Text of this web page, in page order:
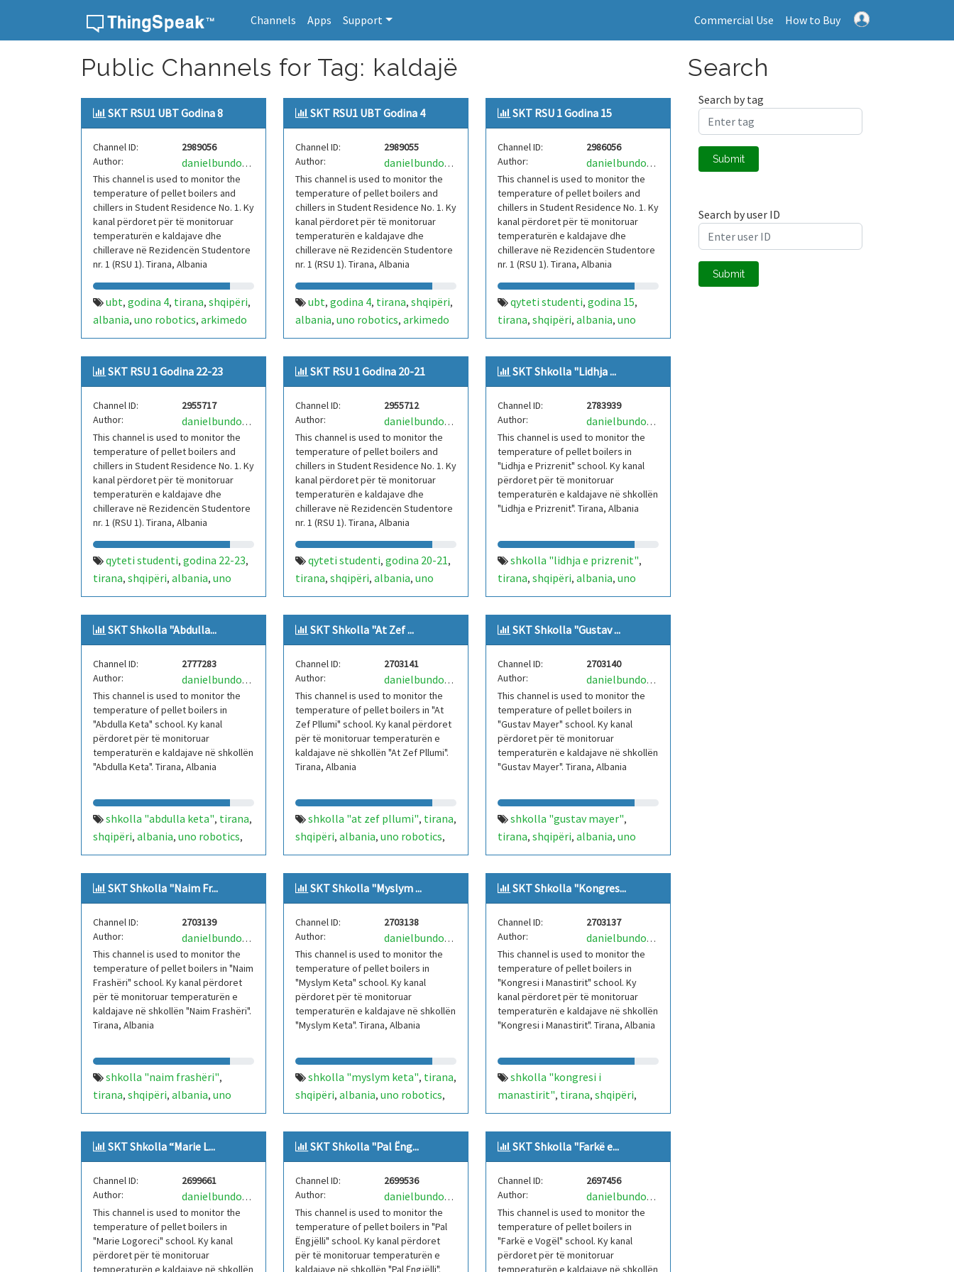
Channels Apps Support Commercial Use How to Buy
Public Channels for Tag: kaldajë
SKT RSU1 UBT Godina 8
Channel ID:
2989056
Author:
danielbundoUNORobotics
This channel is used to monitor the
temperature of pellet boilers and
chillers in Student Residence No. 1. Ky
kanal përdoret për të monitoruar
temperaturën e kaldajave dhe
chillerave në Rezidencën Studentore
nr. 1 (RSU 1). Tirana, Albania
ubt, godina 4, tirana, shqipëri,
albania, uno robotics, arkimedo
21,skt,sistem kontrolli
temperature,iot,arduino,
kaldajë ,chiller,rsu 1
SKT RSU1 UBT Godina 4
Channel ID:
2989055
Author:
danielbundoUNORobotics
This channel is used to monitor the
temperature of pellet boilers and
chillers in Student Residence No. 1. Ky
kanal përdoret për të monitoruar
temperaturën e kaldajave dhe
chillerave në Rezidencën Studentore
nr. 1 (RSU 1). Tirana, Albania
ubt, godina 4, tirana, shqipëri,
albania, uno robotics, arkimedo
21,skt,sistem kontrolli
temperature,iot,arduino,
kaldajë ,chiller,rsu 1
SKT RSU 1 Godina 15
Channel ID:
2986056
Author:
danielbundoUNORobotics
This channel is used to monitor the
temperature of pellet boilers and
chillers in Student Residence No. 1. Ky
kanal përdoret për të monitoruar
temperaturën e kaldajave dhe
chillerave në Rezidencën Studentore
nr. 1 (RSU 1). Tirana, Albania
qyteti studenti, godina 15,
tirana, shqipëri, albania, uno
robotics,arkimedo 21,skt,
sistem kontrolli temperature,
iot,arduino,kaldajë,chiller
SKT RSU 1 Godina 22-23
Channel ID:
2955717
Author:
danielbundoUNORobotics
This channel is used to monitor the
temperature of pellet boilers and
chillers in Student Residence No. 1. Ky
kanal përdoret për të monitoruar
temperaturën e kaldajave dhe
chillerave në Rezidencën Studentore
nr. 1 (RSU 1). Tirana, Albania
qyteti studenti, godina 22-23,
tirana, shqipëri, albania, uno
robotics,arkimedo 21,skt,
sistem kontrolli temperature,
iot,arduino,kaldajë,chiller
SKT RSU 1 Godina 20-21
Channel ID:
2955712
Author:
danielbundoUNORobotics
This channel is used to monitor the
temperature of pellet boilers and
chillers in Student Residence No. 1. Ky
kanal përdoret për të monitoruar
temperaturën e kaldajave dhe
chillerave në Rezidencën Studentore
nr. 1 (RSU 1). Tirana, Albania
qyteti studenti, godina 20-21,
tirana, shqipëri, albania, uno
robotics,arkimedo 21,skt,
sistem kontrolli temperature,
iot,arduino,kaldajë,chiller
SKT Shkolla "Lidhja ...
Channel ID:
2783939
Author:
danielbundoUNORobotics
This channel is used to monitor the
temperature of pellet boilers in
"Lidhja e Prizrenit" school. Ky kanal
përdoret për të monitoruar
temperaturën e kaldajave në shkollën
"Lidhja e Prizrenit". Tirana, Albania
shkolla "lidhja e prizrenit",
tirana, shqipëri, albania, uno
robotics,arkimedo 21,skt,
sistem kontrolli temperature,
iot,arduino,kaldajë
SKT Shkolla "Abdulla...
Channel ID:
2777283
Author:
danielbundoUNORobotics
This channel is used to monitor the
temperature of pellet boilers in
"Abdulla Keta" school. Ky kanal
përdoret për të monitoruar
temperaturën e kaldajave në shkollën
"Abdulla Keta". Tirana, Albania
shkolla "abdulla keta", tirana,
shqipëri, albania, uno robotics,
arkimedo 21,skt,sistem
kontrolli temperature,iot,
arduino,kaldajë
SKT Shkolla "At Zef ...
Channel ID:
2703141
Author:
danielbundoUNORobotics
This channel is used to monitor the
temperature of pellet boilers in "At
Zef Pllumi" school. Ky kanal përdoret
për të monitoruar temperaturën e
kaldajave në shkollën "At Zef Pllumi".
Tirana, Albania
shkolla "at zef pllumi", tirana,
shqipëri, albania, uno robotics,
arkimedo 21,skt,sistem
kontrolli temperature,iot,
arduino,kaldajë
SKT Shkolla "Gustav ...
Channel ID:
2703140
Author:
danielbundoUNORobotics
This channel is used to monitor the
temperature of pellet boilers in
"Gustav Mayer" school. Ky kanal
përdoret për të monitoruar
temperaturën e kaldajave në shkollën
"Gustav Mayer". Tirana, Albania
shkolla "gustav mayer",
tirana, shqipëri, albania, uno
robotics,arkimedo 21,skt,
sistem kontrolli temperature,
iot,arduino,kaldajë
SKT Shkolla "Naim Fr...
Channel ID:
2703139
Author:
danielbundoUNORobotics
This channel is used to monitor the
temperature of pellet boilers in "Naim
Frashëri" school. Ky kanal përdoret
për të monitoruar temperaturën e
kaldajave në shkollën "Naim Frashëri".
Tirana, Albania
shkolla "naim frashëri",
tirana, shqipëri, albania, uno
robotics,arkimedo 21,skt,
sistem kontrolli temperature,
iot,arduino,kaldajë
SKT Shkolla "Myslym ...
Channel ID:
2703138
Author:
danielbundoUNORobotics
This channel is used to monitor the
temperature of pellet boilers in
"Myslym Keta" school. Ky kanal
përdoret për të monitoruar
temperaturën e kaldajave në shkollën
"Myslym Keta". Tirana, Albania
shkolla "myslym keta", tirana,
shqipëri, albania, uno robotics,
arkimedo 21,skt,sistem
kontrolli temperature,iot,
arduino,kaldajë
SKT Shkolla "Kongres...
Channel ID:
2703137
Author:
danielbundoUNORobotics
This channel is used to monitor the
temperature of pellet boilers in
"Kongresi i Manastirit" school. Ky
kanal përdoret për të monitoruar
temperaturën e kaldajave në shkollën
"Kongresi i Manastirit". Tirana, Albania
shkolla "kongresi i
manastirit", tirana, shqipëri,
albania,uno robotics,arkimedo
21,skt,sistem kontrolli
temperature,iot,arduino
kaldajë
SKT Shkolla “Marie L...
Channel ID:
2699661
Author:
danielbundoUNORobotics
This channel is used to monitor the
temperature of pellet boilers in
"Marie Logoreci" school. Ky kanal
përdoret për të monitoruar
temperaturën e kaldajave në shkollën
SKT Shkolla "Pal Ëng...
Channel ID:
2699536
Author:
danielbundoUNORobotics
This channel is used to monitor the
temperature of pellet boilers in "Pal
Ëngjëlli" school. Ky kanal përdoret
për të monitoruar temperaturën e
kaldajave në shkollën "Pal Ëngjëlli".
SKT Shkolla "Farkë e...
Channel ID:
2697456
Author:
danielbundoUNORobotics
This channel is used to monitor the
temperature of pellet boilers in
"Farkë e Vogël" school. Ky kanal
përdoret për të monitoruar
temperaturën e kaldajave në shkollën
Search
Search by tag
Submit
Search by user ID
Submit